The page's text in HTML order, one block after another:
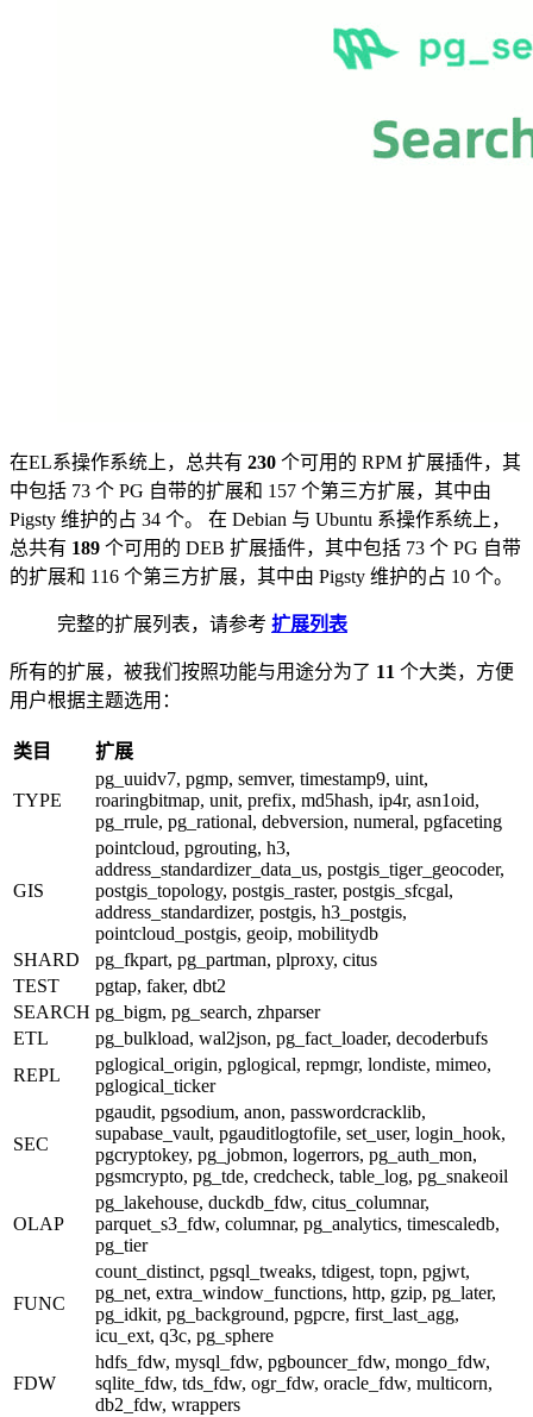
在EL系操作系统上，总共有 230 个可用的 RPM 扩展插件，其
中包括 73 个 PG 自带的扩展和 157 个第三方扩展，其中由
Pigsty 维护的占 34 个。 在 Debian 与 Ubuntu 系操作系统上，
总共有 189 个可用的 DEB 扩展插件，其中包括 73 个 PG 自带
的扩展和 116 个第三方扩展，其中由 Pigsty 维护的占 10 个。
完整的扩展列表，请参考 扩展列表
所有的扩展，被我们按照功能与用途分为了 11 个大类，方便
用户根据主题选用：
类目 扩展
TYPE
pg_uuidv7, pgmp, semver, timestamp9, uint,
roaringbitmap, unit, prefix, md5hash, ip4r, asn1oid,
pg_rrule, pg_rational, debversion, numeral, pgfaceting
GIS
pointcloud, pgrouting, h3,
address_standardizer_data_us, postgis_tiger_geocoder,
postgis_topology, postgis_raster, postgis_sfcgal,
address_standardizer, postgis, h3_postgis,
pointcloud_postgis, geoip, mobilitydb
SHARD
pg_fkpart, pg_partman, plproxy, citus
TEST
pgtap, faker, dbt2
SEARCH pg_bigm, pg_search, zhparser
ETL
pg_bulkload, wal2json, pg_fact_loader, decoderbufs
REPL
pglogical_origin, pglogical, repmgr, londiste, mimeo,
pglogical_ticker
SEC
pgaudit, pgsodium, anon, passwordcracklib,
supabase_vault, pgauditlogtofile, set_user, login_hook,
pgcryptokey, pg_jobmon, logerrors, pg_auth_mon,
pgsmcrypto, pg_tde, credcheck, table_log, pg_snakeoil
OLAP
pg_lakehouse, duckdb_fdw, citus_columnar,
parquet_s3_fdw, columnar, pg_analytics, timescaledb,
pg_tier
FUNC
count_distinct, pgsql_tweaks, tdigest, topn, pgjwt,
pg_net, extra_window_functions, http, gzip, pg_later,
pg_idkit, pg_background, pgpcre, first_last_agg,
icu_ext, q3c, pg_sphere
FDW
hdfs_fdw, mysql_fdw, pgbouncer_fdw, mongo_fdw,
sqlite_fdw, tds_fdw, ogr_fdw, oracle_fdw, multicorn,
db2_fdw, wrappers